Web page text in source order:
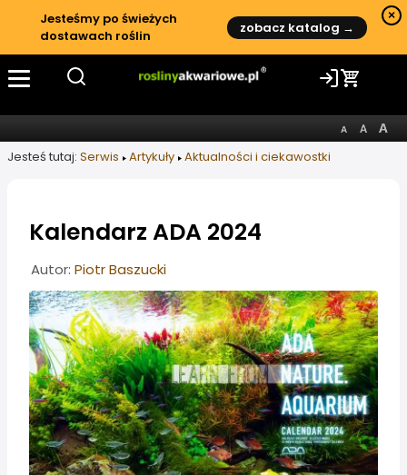
Jesteśmy po świeżych
dostawach roślin
zobacz katalog →
×
Jesteś tutaj: Serwis Artykuły Aktualności i ciekawostki
Kalendarz ADA 2024
Informacje o artykule
Autor: Piotr Baszucki